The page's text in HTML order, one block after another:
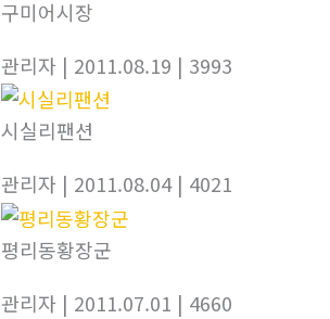
구미어시장
관리자 | 2011.08.19 | 3993
시실리팬션
관리자 | 2011.08.04 | 4021
평리동황장군
관리자 | 2011.07.01 | 4660